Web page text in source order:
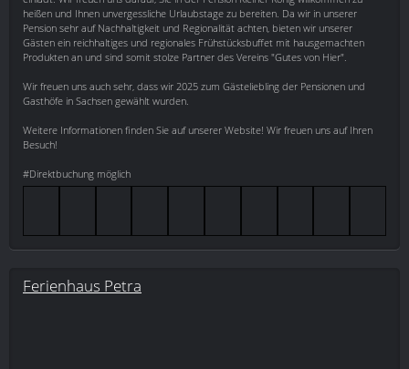
heißen und Ihnen unvergessliche Urlaubstage zu bereiten. Da wir in unserer
Pension sehr auf Nachhaltigkeit und Regionalität achten, bieten wir unserer
Gästen ein reichhaltiges und regionales Frühstücksbuffet mit hausgemachten
Produkten an und sind somit stolze Partner des Vereins "Gutes von Hier".
Wir freuen uns auch sehr, dass wir 2025 zum Gästeliebling der Pensionen und
Gasthöfe in Sachsen gewählt wurden.
Weitere Informationen finden Sie auf unserer Website! Wir freuen uns auf Ihren
Besuch!
#Direktbuchung möglich
Ferienhaus Petra